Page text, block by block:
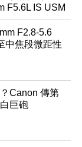
F5.6L IS USM
F2.8-5.6
中焦段微距性
Canon 傳第
巨砲